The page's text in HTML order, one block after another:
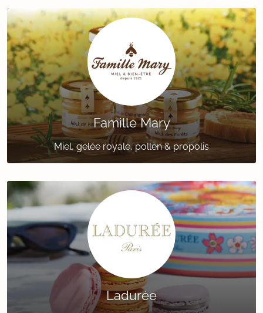
Famille Mary
Miel, gelée royale, pollen & propolis
Ladurée